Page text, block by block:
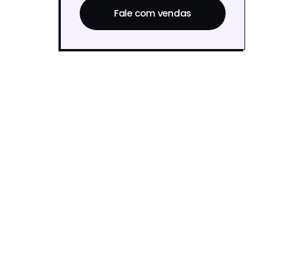
Fale com vendas